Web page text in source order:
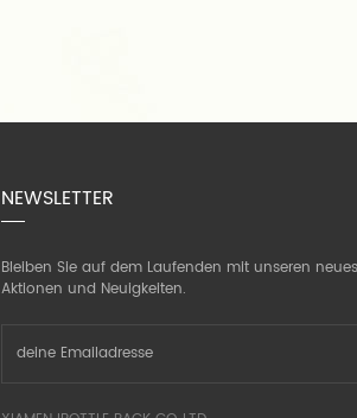
NEWSLETTER
Bleiben Sie auf dem Laufenden mit unseren
Aktionen und Neuigkeiten.